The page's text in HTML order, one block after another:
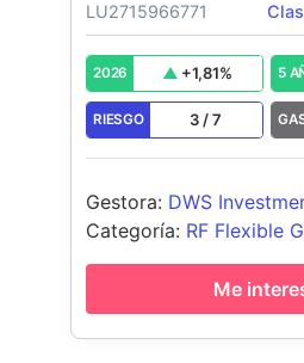
LU2715966771
2026 +1,81% 5
RIESGO 3 /7
Gestora: DWS
Categoría: RF Flexible
Cubierto
Me